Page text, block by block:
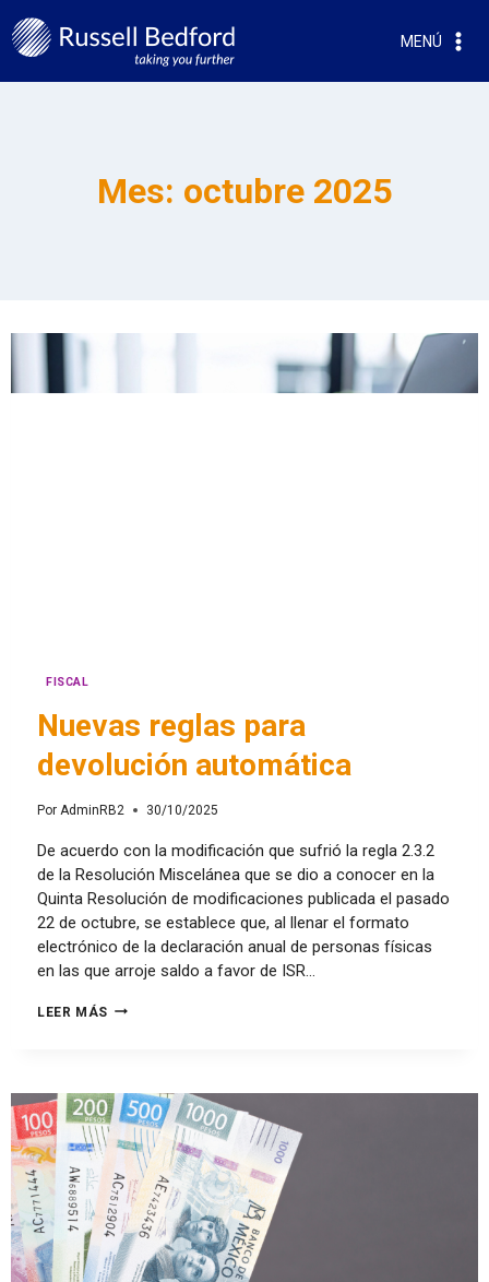
MENÚ
Mes: octubre 2025
FISCAL
Nuevas reglas para
devolución automática
Por AdminRB2 30/10/2025
De acuerdo con la modificación que sufrió la regla 2.3.2
de la Resolución Miscelánea que se dio a conocer en la
Quinta Resolución de modificaciones publicada el pasado
22 de octubre, se establece que, al llenar el formato
electrónico de la declaración anual de personas físicas
en las que arroje saldo a favor de ISR…
LEER MÁS